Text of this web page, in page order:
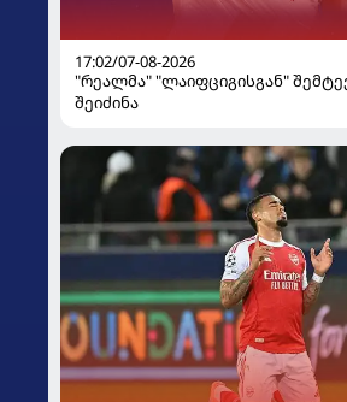
17:02/07-08-2026
"რეალმა" "ლაიფციგისგან"
შეიძინა